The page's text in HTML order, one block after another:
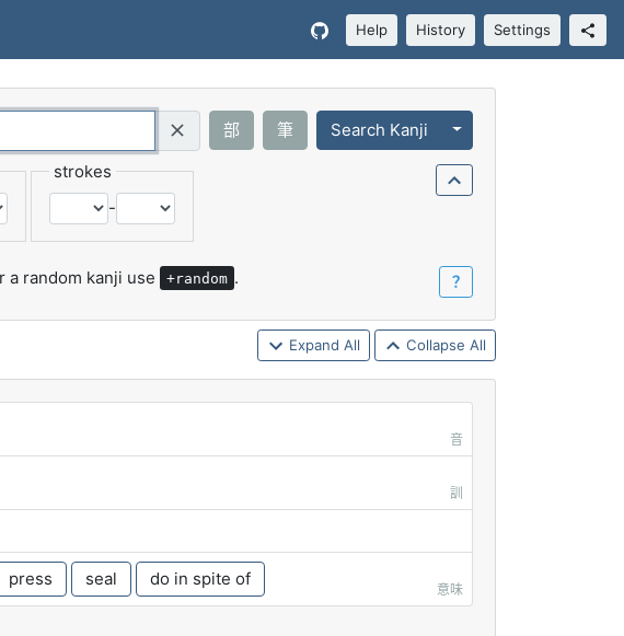
Help History Settings
Query (Regex)
部 筆 Search Kanji Toggle Dropdown
strokes
-
a random kanji use +random . ？
Expand All Collapse All
音
訓
press seal do in spite of
意味